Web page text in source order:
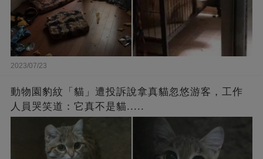
2023/07/23
動物園豹紋「貓」遭投訴說拿真貓忽悠游客，工作
人員哭笑道：它真不是貓.....